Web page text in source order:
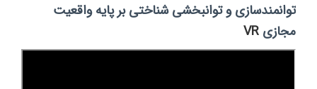
توانمندسازی و توانبخشی شناختی بر پایه واقعیت
مجازی VR